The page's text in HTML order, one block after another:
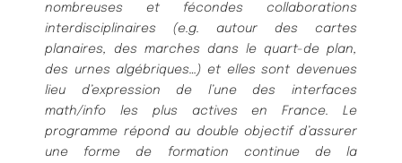
nombreuses et fécondes collaborations
interdisciplinaires (e.g. autour des cartes
planaires, des marches dans le quart-de plan,
des urnes algébriques…) et elles sont devenues
lieu d’expression de l’une des interfaces
math/info les plus actives en France. Le
programme répond au double objectif d’assurer
une forme de formation continue de la